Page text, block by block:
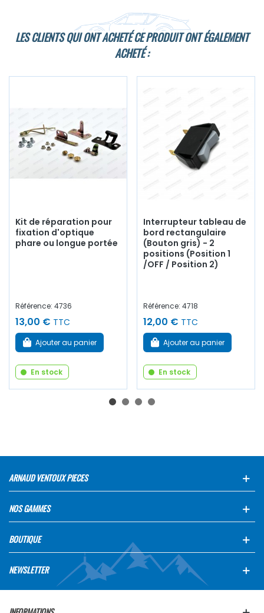
LES CLIENTS QUI ONT ACHETÉ CE PRODUIT ONT ÉGALEMENT
ACHETÉ :
Kit de réparation pour
fixation d'optique
phare ou longue portée
Référence: 4736
13,00 € TTC
Ajouter au panier
En stock
Interrupteur tableau de
bord rectangulaire
(Bouton gris) - 2
positions (Position 1
/OFF / Position 2)
Référence: 4718
12,00 € TTC
Ajouter au panier
En stock
ARNAUD VENTOUX PIECES
NOS GAMMES
BOUTIQUE
NEWSLETTER